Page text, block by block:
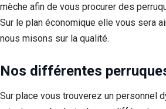
mèche afin de vous procurer des
Sur le plan économique elle vous sera
nous misons sur la qualité.
Nos différentes
Sur place vous trouverez un personnel